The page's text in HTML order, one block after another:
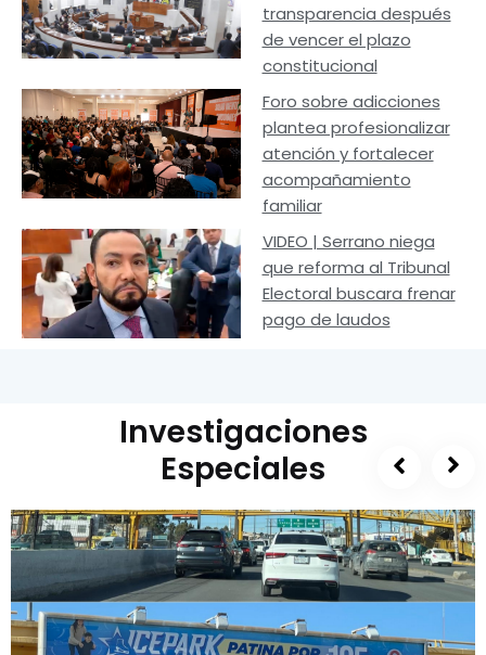
transparencia después
de vencer el plazo
constitucional
Foro sobre adicciones
plantea profesionalizar
atención y fortalecer
acompañamiento
familiar
VIDEO | Serrano niega
que reforma al Tribunal
Electoral buscara frenar
pago de laudos
Investigaciones
Especiales